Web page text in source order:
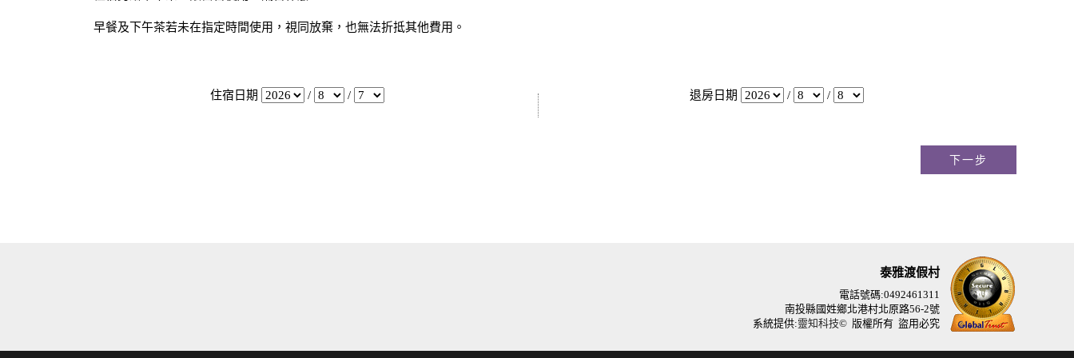
早餐及下午茶若未在指定時間使用，視同放棄，也無法折抵其他費用。
住宿日期 / / 退房日期 / /
泰雅渡假村
電話號碼:0492461311
南投縣國姓鄉北港村北原路56-2號
系統提供:靈知科技© 版權所有 盜用必究